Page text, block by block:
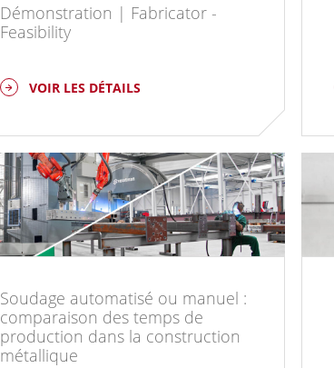
Démonstration | Fabricator -
Feasibility
VOIR LES DÉTAILS
Soudage automatisé ou manuel :
comparaison des temps de
production dans la construction
métallique